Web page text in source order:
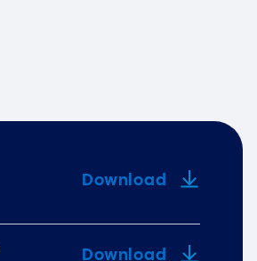
Download
Download